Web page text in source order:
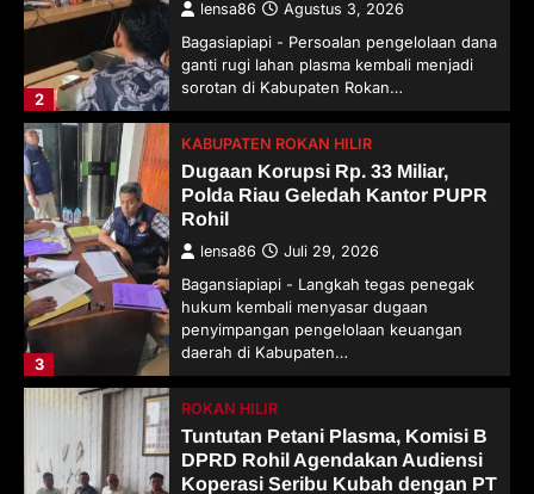
2
lensa86 Agustus 3, 2026
Bagasiapiapi - Persoalan pengelolaan dana
ganti rugi lahan plasma kembali menjadi
sorotan di Kabupaten Rokan…
3
KABUPATEN ROKAN HILIR
Dugaan Korupsi Rp. 33 Miliar,
Polda Riau Geledah Kantor PUPR
Rohil
lensa86 Juli 29, 2026
Bagansiapiapi - Langkah tegas penegak
hukum kembali menyasar dugaan
penyimpangan pengelolaan keuangan
daerah di Kabupaten…
ROKAN HILIR
Tuntutan Petani Plasma, Komisi B
DPRD Rohil Agendakan Audiensi
Koperasi Seribu Kubah dengan PT